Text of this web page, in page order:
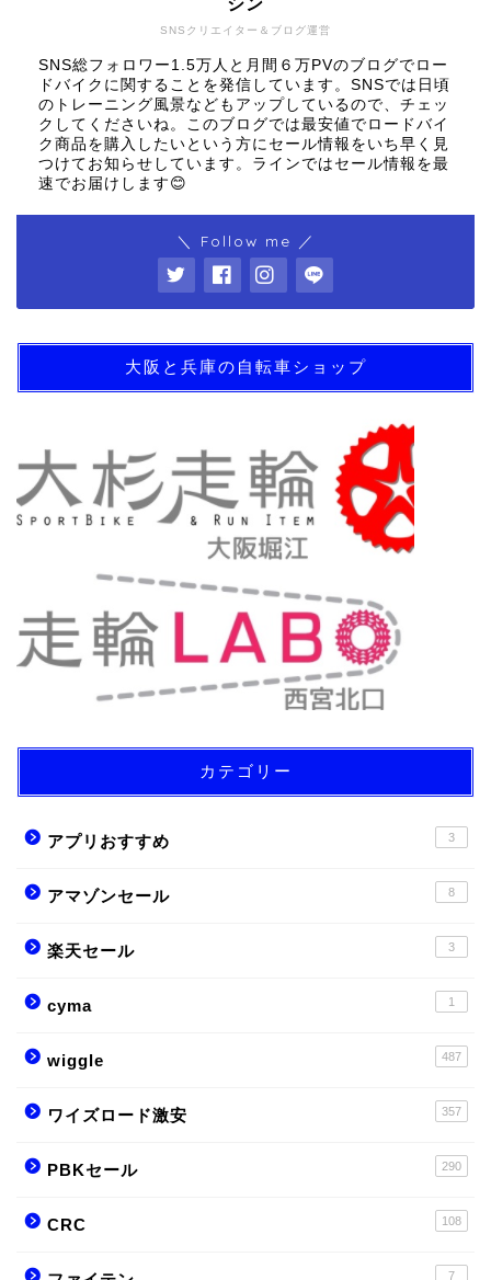
SNSクリエイター＆ブログ運営
シン
SNS総フォロワー1.5万人と月間６万PVのブログでロー
ドバイクに関することを発信しています。SNSでは日頃
のトレーニング風景などもアップしているので、チェッ
クしてくださいね。このブログでは最安値でロードバイ
ク商品を購入したいという方にセール情報をいち早く見
つけてお知らせしています。ラインではセール情報を最
速でお届けします😊
＼ Follow me ／
大阪と兵庫の自転車ショップ
カテゴリー
アプリおすすめ 3
アマゾンセール 8
楽天セール 3
cyma 1
wiggle 487
ワイズロード激安 357
PBKセール 290
CRC 108
7